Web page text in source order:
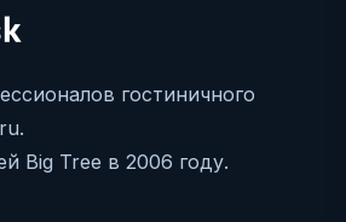
гостиничного
Big Tree в 2006 году.